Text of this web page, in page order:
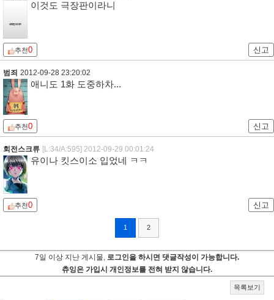
이것도 극장판이라니
추천0 신고
범죄 2012-09-28 23:20:02
애니도 1화 도중하차...
추천0 신고
회전스크류 [L:34/A:595] 2012-09-29 00:01:24
유이나 킷스이소 입었네 ㅋㅋ
추천0 신고
1 2
7일 이상 지난 게시물, 로그인을 하시면 댓글작성이 가능합니다.
츄잉은 가입시 개인정보를 전혀 받지 않습니다.
목록보기